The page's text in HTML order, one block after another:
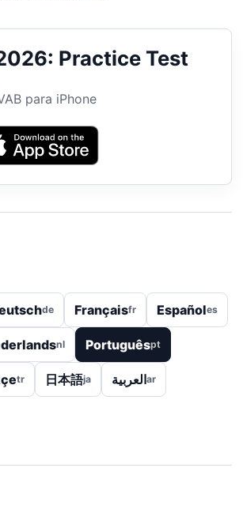
Practice Test
para iPhone
de Françaisfr Españoles
nl Portuguêspt
tr 日本語ja العربيةar